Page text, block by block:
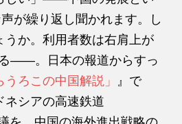
が繰り返し聞かれます。し
か。利用者数は右肩上が
——。日本の報道からすっ
ろこの中国解説」
』で
ネシアの高速鉄道